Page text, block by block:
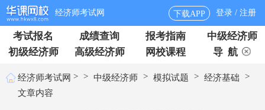
经济师考试网 下载APP 登录 / 注册
考试报名 成绩查询 报考指南
中级经济师
初级经济师
高级经济师 网校课程 导 航
经济师考试网 > > 中级经济师 > 模拟试题 > 经济基础
>
文章内容